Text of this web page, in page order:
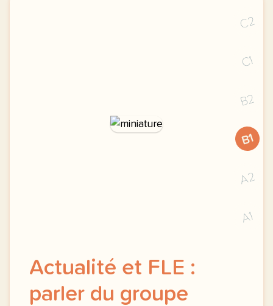
C2
C1
B2
B1
A2
A1
Actualité et FLE :
parler du groupe